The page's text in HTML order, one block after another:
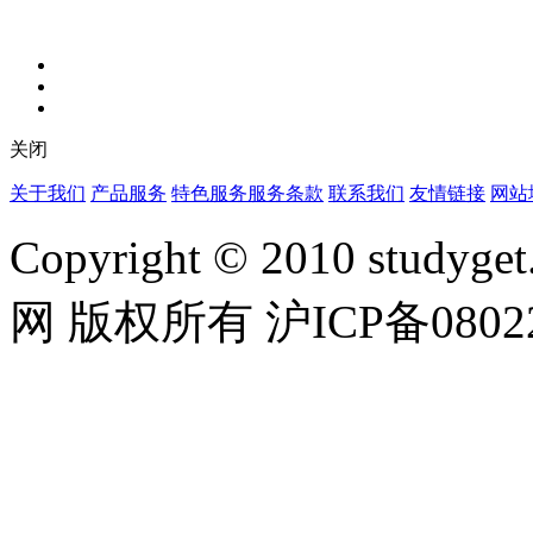
关闭
关于我们 产品服务 特色服务服务条款 联系我们 友情链接 网
Copyright © 2010
网 版权所有 沪ICP备